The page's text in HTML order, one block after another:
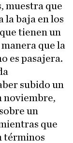
muestra que
la baja en los
tienen un
que la
es pasajera.
subido un
noviembre,
un
que
términos